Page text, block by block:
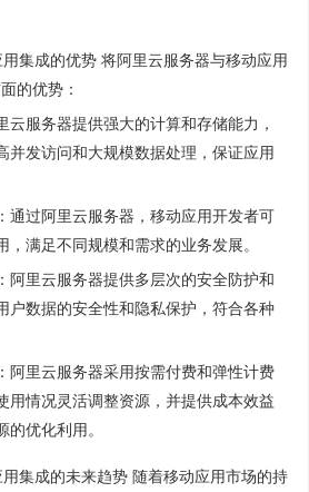
集成的优势 将阿里云服务器与移动应用
的优势：
云服务器提供强大的计算和存储能力，
并发访问和大规模数据处理，保证应用
通过阿里云服务器，移动应用开发者可
满足不同规模和需求的业务发展。
阿里云服务器提供多层次的安全防护和
户数据的安全性和隐私保护，符合各种
阿里云服务器采用按需付费和弹性计费
用情况灵活调整资源，并提供成本效益
优化利用。
集成的未来趋势 随着移动应用市场的持